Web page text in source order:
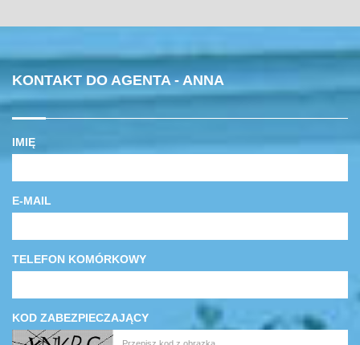
KONTAKT DO AGENTA - ANNA
IMIĘ
E-MAIL
TELEFON KOMÓRKOWY
KOD ZABEZPIECZAJĄCY